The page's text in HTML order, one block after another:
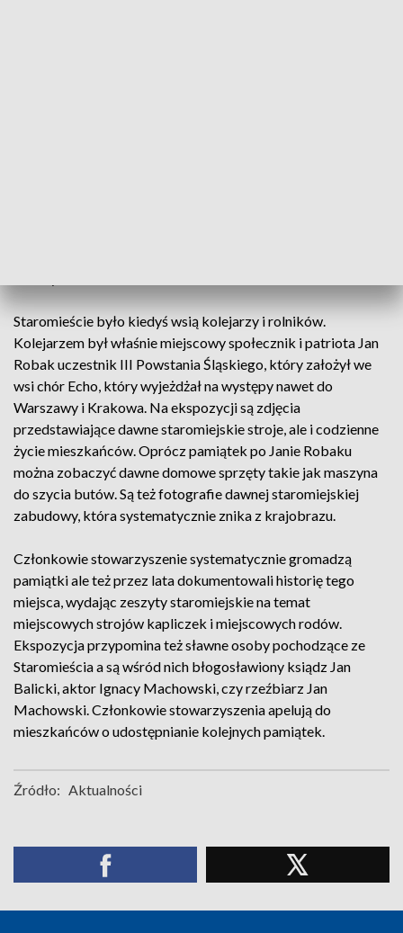
Staromieście było kiedyś wsią kolejarzy i rolników.
Kolejarzem był właśnie miejscowy społecznik i patriota Jan
Robak uczestnik III Powstania Śląskiego, który założył we
wsi chór Echo, który wyjeżdżał na występy nawet do
Warszawy i Krakowa. Na ekspozycji są zdjęcia
przedstawiające dawne staromiejskie stroje, ale i codzienne
życie mieszkańców. Oprócz pamiątek po Janie Robaku
można zobaczyć dawne domowe sprzęty takie jak maszyna
do szycia butów. Są też fotografie dawnej staromiejskiej
zabudowy, która systematycznie znika z krajobrazu.
Członkowie stowarzyszenie systematycznie gromadzą
pamiątki ale też przez lata dokumentowali historię tego
miejsca, wydając zeszyty staromiejskie na temat
miejscowych strojów kapliczek i miejscowych rodów.
Ekspozycja przypomina też sławne osoby pochodzące ze
Staromieścia a są wśród nich błogosławiony ksiądz Jan
Balicki, aktor Ignacy Machowski, czy rzeźbiarz Jan
Machowski. Członkowie stowarzyszenia apelują do
mieszkańców o udostępnianie kolejnych pamiątek.
Źródło: Aktualności